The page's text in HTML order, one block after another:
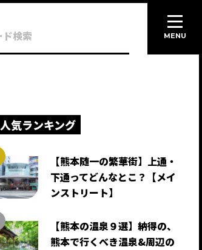
人気ランキング
【熊本随一の繁華街】上通・
下通ってどんなとこ？【メイ
ンストリート】
【熊本の温泉９選】納得の、
熊本で行くべき温泉&周辺の
MENU